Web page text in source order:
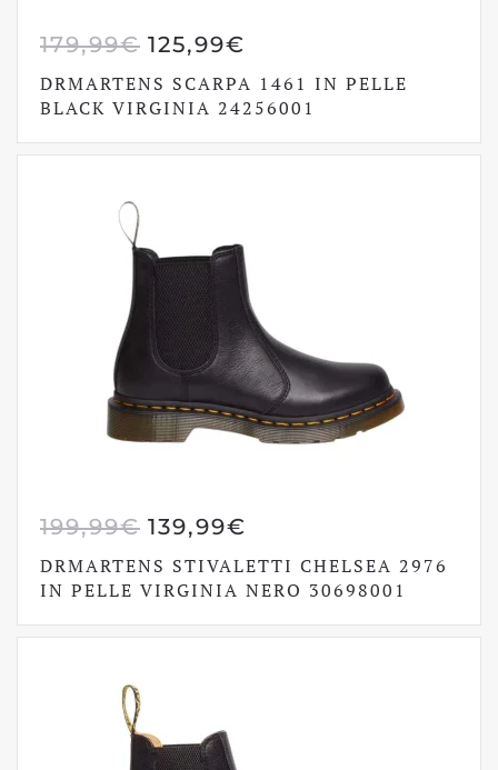
179,99€ IL
PREZZO
ORIGINALE
ERA:
125,99€
PREZZO
ATTUALE
È:
DRMARTENS SCARPA 1461 IN PELLE
BLACK VIRGINIA 24256001
199,99€ IL
PREZZO
ORIGINALE
ERA:
139,99€
PREZZO
ATTUALE
È:
DRMARTENS STIVALETTI CHELSEA 2976
IN PELLE VIRGINIA NERO 30698001